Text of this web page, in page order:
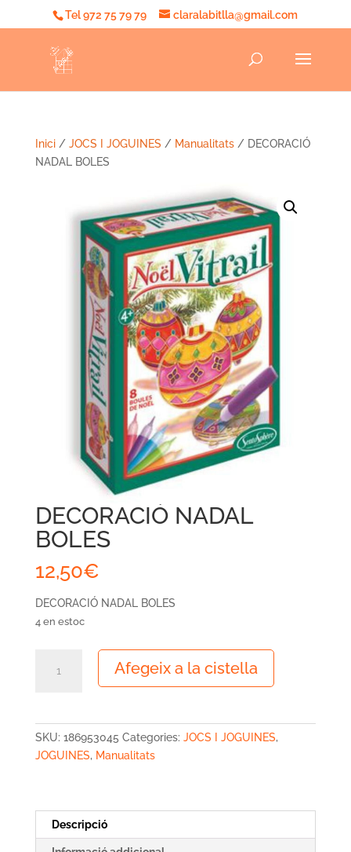
Tel 972 75 79 79 claralabitlla@gmail.com
Inici/ JOCS I JOGUINES / Manualitats/ DECORACIÓ
NADAL BOLES
DECORACIÓ NADAL
BOLES
12,50€
DECORACIÓ NADAL BOLES
4 en estoc
Afegeix a la cistella
SKU: 186953045 Categories: JOCS I JOGUINES,
JOGUINES, Manualitats
Descripció